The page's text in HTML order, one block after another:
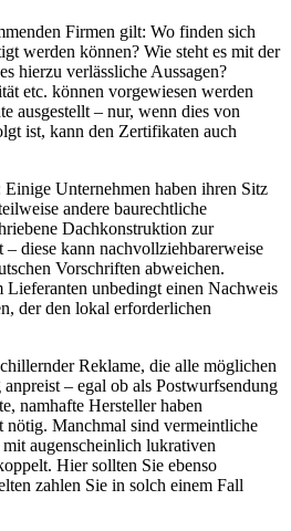
Firmen gilt: Wo finden sich
werden können? Wie steht es mit der
hierzu verlässliche Aussagen?
etc. können vorgewiesen werden
ausgestellt – nur, wenn dies von
ist, kann den Zertifikaten auch
Einige Unternehmen haben ihren Sitz
andere baurechtliche
Dachkonstruktion zur
diese kann nachvollziehbarerweise
Vorschriften abweichen.
Lieferanten unbedingt einen Nachweis
der den lokal erforderlichen
Reklame, die alle möglichen
– egal ob als Postwurfsendung
namhafte Hersteller haben
Manchmal sind vermeintliche
augenscheinlich lukrativen
Hier sollten Sie ebenso
zahlen Sie in solch einem Fall